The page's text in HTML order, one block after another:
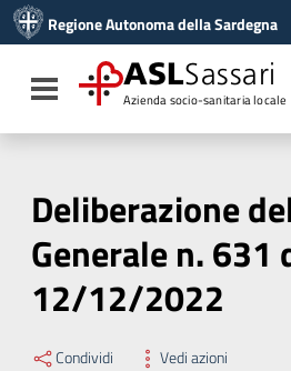
Vai al menu di navigazione
Vai al footer
Regione Autonoma della Sardegna
Toggle navigation
ASLSassari
Azienda socio-sanitaria locale
Deliberazione
Generale n. 631
12/12/2022
Condividi Vedi azioni